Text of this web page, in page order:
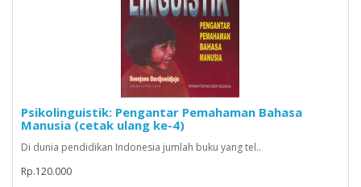
Psikolinguistik: Pengantar Pemahaman Bahasa
Manusia (cetak ulang ke-4)
Di dunia pendidikan Indonesia jumlah buku yang tel..
Rp.120.000